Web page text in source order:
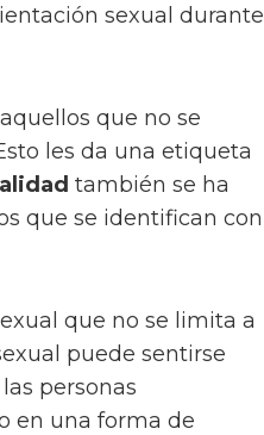
sexual durante
que no se
les da una etiqueta
también se ha
que se identifican con
que no se limita a
puede sentirse
personas
en una forma de